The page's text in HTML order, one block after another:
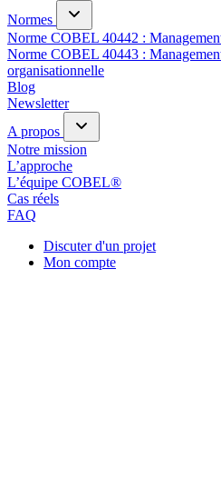
Normes
Norme COBEL 40442 :
Norme COBEL 40443 :
organisationnelle
Blog
Newsletter
A propos
Notre mission
L’approche
L’équipe COBEL®
Cas réels
FAQ
Discuter d'un projet
Mon compte